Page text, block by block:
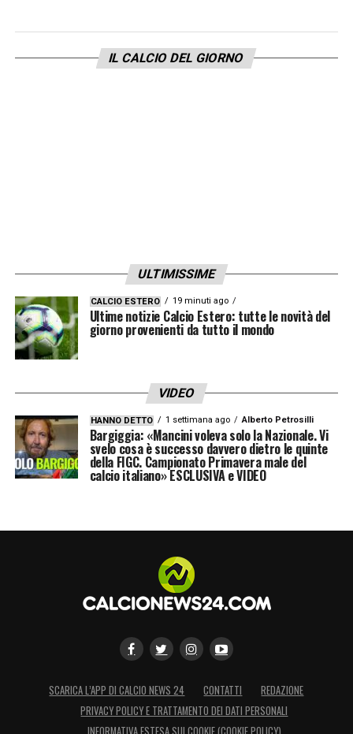
IL CALCIO DEL GIORNO
ULTIMISSIME
CALCIO ESTERO 19 minuti ago
Ultime notizie Calcio Estero: tutte le novità del
giorno provenienti da tutto il mondo
VIDEO
HANNO DETTO 1 settimana ago Alberto Petrosilli
Bargiggia: «Mancini voleva solo la Nazionale. Vi
svelo cosa è successo davvero dietro le quinte
della FIGC. Campionato Primavera male del
calcio italiano» ESCLUSIVA e VIDEO
SCARICA L’APP DI CALCIO NEWS 24 CONTATTI
REDAZIONE
PRIVACY POLICY E TRATTAMENTO DEI DATI PERSONALI